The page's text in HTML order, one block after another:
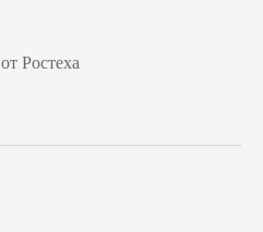
Ростеха